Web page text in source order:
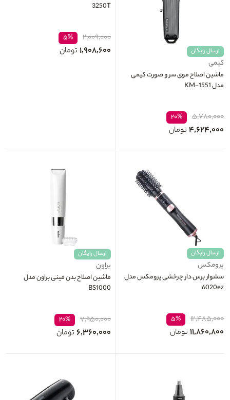
ارسال رایگان
کیمی
ماشین اصلاح موی سر و صورت کیمی
مدل KM-1551
۵,۷۸۰,۰۰۰ ۲۰%
۴,۶۲۴,۰۰۰ تومان
3250T
۲,۰۰۹,۰۰۰ ۵%
۱,۹۰۸,۶۰۰ تومان
ارسال رایگان
پرومکس
سشوار برس دار چرخشی پرومکس مدل
6020ez
۱۲,۴۸۵,۰۰۰ ۵%
۱۱,۸۶۰,۸۰۰ تومان
ارسال رایگان
براون
ماشین اصلاح بدن مینی براون مدل
BS1000
۷,۹۵۰,۰۰۰ ۲۰%
۶,۳۶۰,۰۰۰ تومان